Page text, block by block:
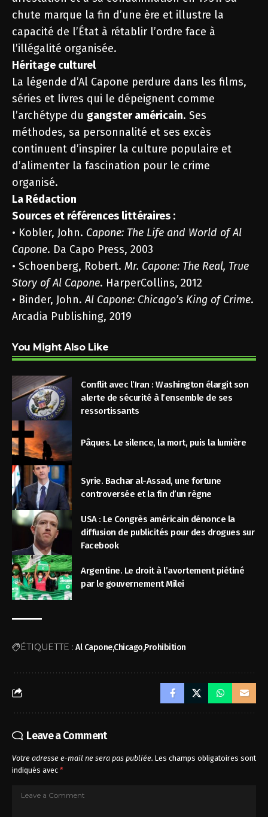
chute marque la fin d’une ère et illustre la
capacité de l’État à rétablir l’ordre face à
l’illégalité organisée.
Héritage culturel
La légende d’Al Capone perdure dans les films,
séries et livres qui le dépeignent comme
l’archétype du gangster américain. Ses
méthodes, sa personnalité et ses excès
continuent d’inspirer la culture populaire et
d’alimenter la fascination pour le crime
organisé.
La Rédaction
Sources et références littéraires :
• Kobler, John. Capone: The Life and World of Al
Capone. Da Capo Press, 2003
• Schoenberg, Robert. Mr. Capone: The Real, True
Story of Al Capone. HarperCollins, 2012
• Binder, John.Al Capone: Chicago’s King of Crime.
Arcadia Publishing, 2019
You Might Also Like
Conflit avec l’Iran : Washington élargit son
alerte de sécurité à l’ensemble de ses
ressortissants
Pâques. Le silence, la mort, puis la lumière
Syrie. Bachar al-Assad, une fortune
controversée et la fin d’un règne
USA : Le Congrès américain dénonce la
diffusion de publicités pour des drogues sur
Facebook
Argentine. Le droit à l’avortement piétiné
par le gouvernement Milei
ÉTIQUETTE : Al CaponeChicagoProhibition
Leave a Comment
Votre adresse e-mail ne sera pas publiée. Les champs obligatoires sont
indiqués avec *